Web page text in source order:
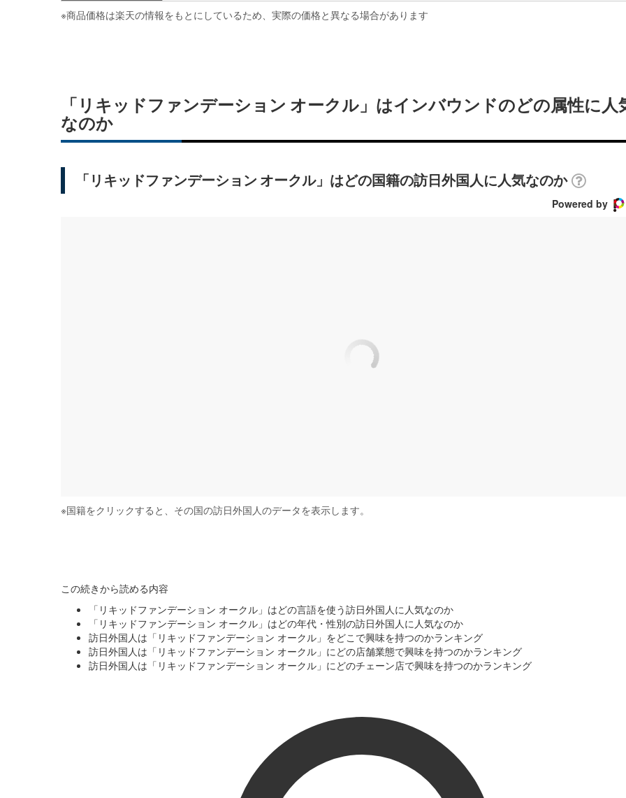
※商品価格は楽天の情報をもとにしているため、実際の価格と異なる場合があります
「リキッドファンデーション オークル」はインバウンドのどの属性に人
なのか
「リキッドファンデーション オークル」はどの国籍の訪日外国人に人気なのか
Powered by
※国籍をクリックすると、その国の訪日外国人のデータを表示します。
この続きから読める内容
「リキッドファンデーション オークル」はどの言語を使う訪日外国人に人気なのか
「リキッドファンデーション オークル」はどの年代・性別の訪日外国人に人気なのか
訪日外国人は「リキッドファンデーション オークル」をどこで興味を持つのかランキング
訪日外国人は「リキッドファンデーション オークル」にどの店舗業態で興味を持つのかランキング
訪日外国人は「リキッドファンデーション オークル」にどのチェーン店で興味を持つのかランキング